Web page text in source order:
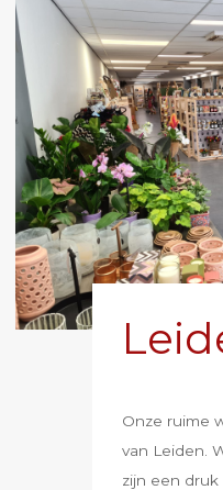
Onze ruime
van Leiden.
zijn een